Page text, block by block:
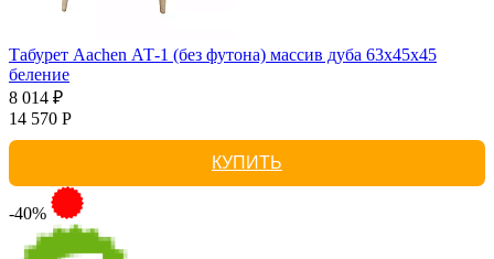
Табурет Aachen АТ-1 (без футона) массив дуба 63х45х45
беление
8 014 ₽
14 570 Р
КУПИТЬ
-40%